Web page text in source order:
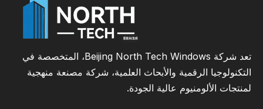
تعد شركة Beijing North Tech Windows، المتخصصة في
التكنولوجيا الرقمية والأبحاث العلمية، شركة مصنعة منهجية
لمنتجات الألومنيوم عالية الجودة.